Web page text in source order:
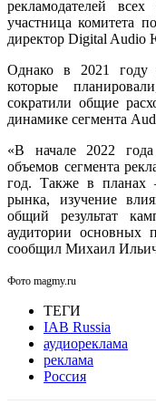
рекламодателей
участница комитета
директор Digital Audio
Однако в 2021 году
которые
сократили общие
динамике сегмента
«В начале 2022
объемов сегмента
год. Также в
рынка, изучение
общий результат
аудитории основных
сообщил Михаил
Фото magmy.ru
ТЕГИ
IAB Russia
аудиореклама
реклама
Россия